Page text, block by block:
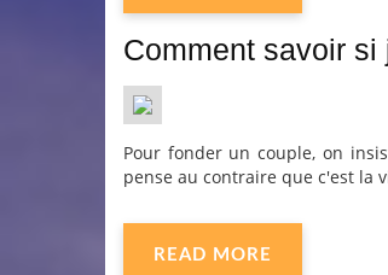
Comment savoir
Pour fonder un couple, on
pense au contraire que c'est la
READ MORE